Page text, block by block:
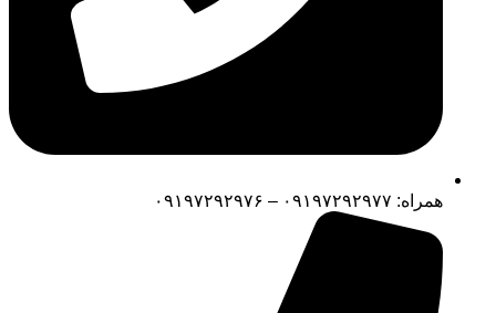
همراه: ۰۹۱۹۷۲۹۲۹۷۷ – ۰۹۱۹۷۲۹۲۹۷۶